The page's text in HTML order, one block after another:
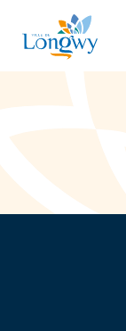
Cookie-